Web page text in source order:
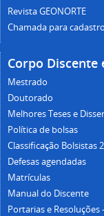
Revista GEONORTE
Chamada para
Corpo Discente
Mestrado
Doutorado
Melhores Teses e
Política de bolsas
Classificação Bolsistas
Defesas agendadas
Matrículas
Manual do Discente
Portarias e Resoluções